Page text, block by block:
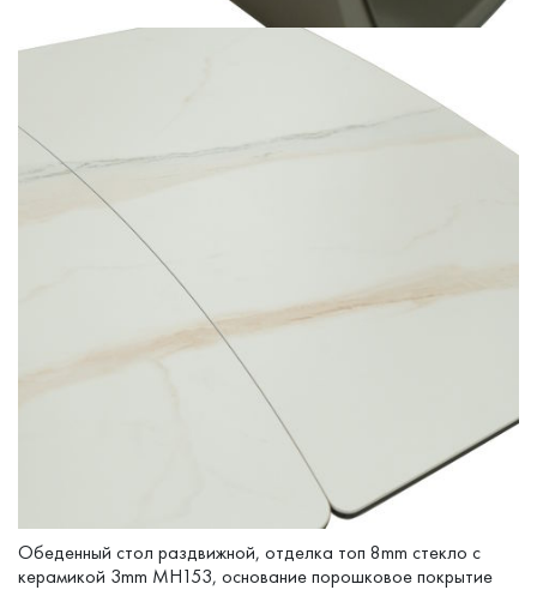
Обеденный стол раздвижной, отделка топ 8mm стекло с
керамикой 3mm MH153, основание порошковое покрытие